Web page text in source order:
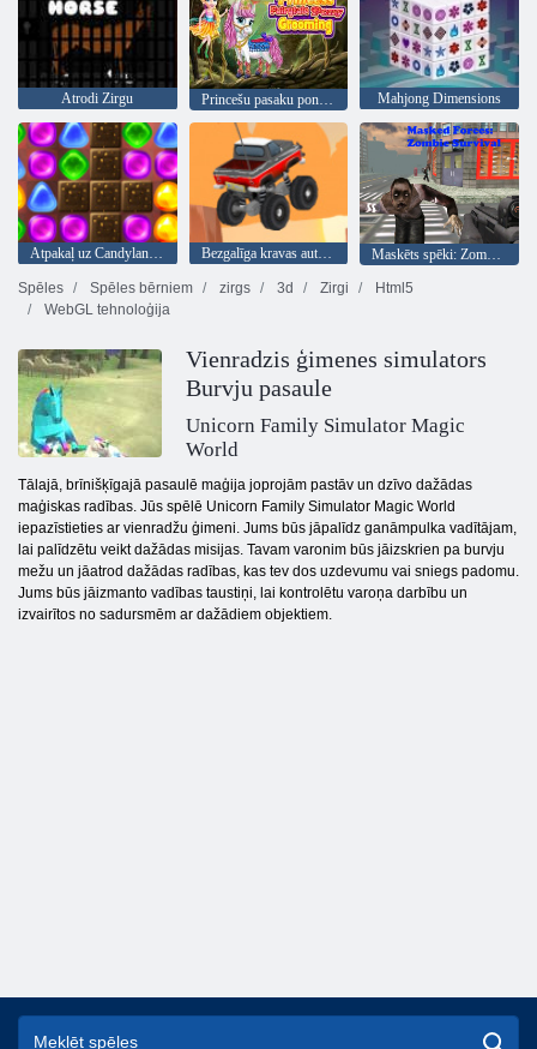
Atrodi Zirgu Princešu pasaku poniju kopšana Mahjong Dimensions
Atpakaļ uz Candyland 2 Bezgalīga kravas automašīna
Maskēts spēki: Zombie Survival
Spēles
Spēles bērniem zirgs 3d Zirgi
Html5
WebGL tehnoloģija
Vienradzis ģimenes simulators
Burvju pasaule
Unicorn Family Simulator Magic
World
Tālajā, brīnišķīgajā pasaulē maģija joprojām pastāv un dzīvo dažādas
maģiskas radības. Jūs spēlē Unicorn Family Simulator Magic World
iepazīstieties ar vienradžu ģimeni. Jums būs jāpalīdz ganāmpulka vadītājam,
lai palīdzētu veikt dažādas misijas. Tavam varonim būs jāizskrien pa burvju
mežu un jāatrod dažādas radības, kas tev dos uzdevumu vai sniegs padomu.
Jums būs jāizmanto vadības taustiņi, lai kontrolētu varoņa darbību un
izvairītos no sadursmēm ar dažādiem objektiem.